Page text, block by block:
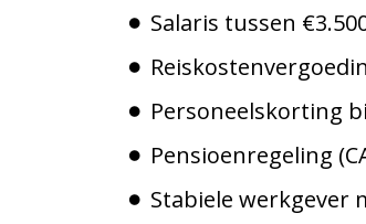
Salaris tussen
Personeelskorting
Pensioenregeling
Stabiele werkgever